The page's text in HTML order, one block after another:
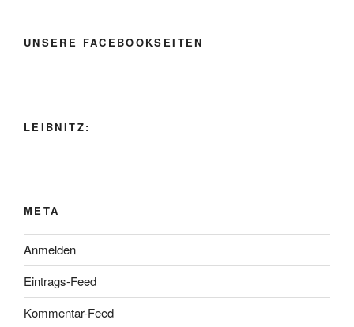
UNSERE FACEBOOKSEITEN
LEIBNITZ:
META
Anmelden
Eintrags-Feed
Kommentar-Feed